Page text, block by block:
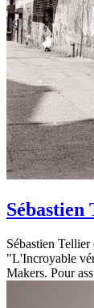
Sébastien
Sébastien
"L'Incroyable
Makers. Pour